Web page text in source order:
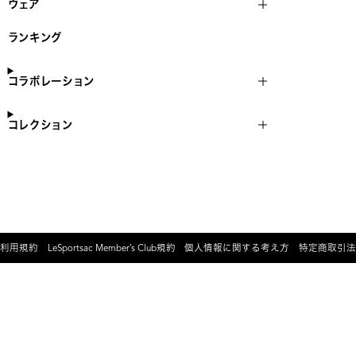
ウェア
ランキング
コラボレーション
コレクション
利用規約 LeSportsac Member’s Club規約 個人情報に関する考え方 特定商取引